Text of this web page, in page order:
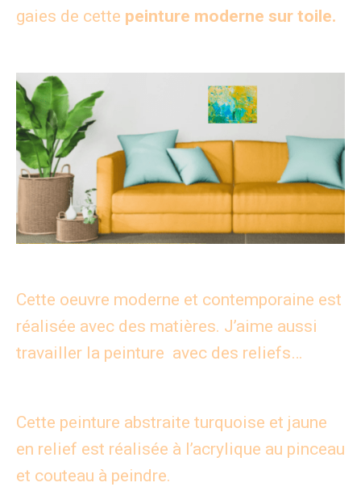
gaies de cette peinture moderne sur toile.
Cette oeuvre moderne et contemporaine est
réalisée avec des matières. J’aime aussi
travailler la peinture avec des reliefs…
Cette peinture abstraite turquoise et jaune
en relief est réalisée à l’acrylique au pinceau
et couteau à peindre.